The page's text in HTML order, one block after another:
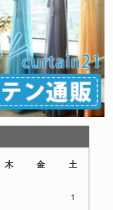
木 金 土
1